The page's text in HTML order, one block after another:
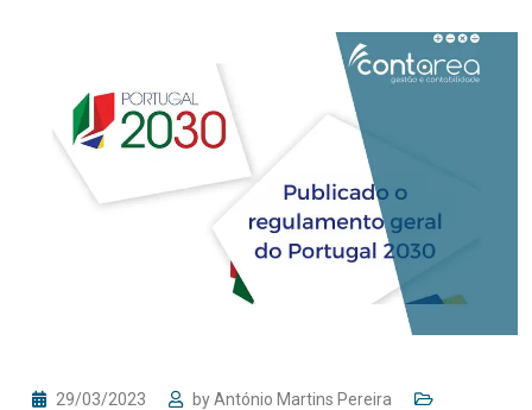
29/03/2023 byAntónio Martins Pereira